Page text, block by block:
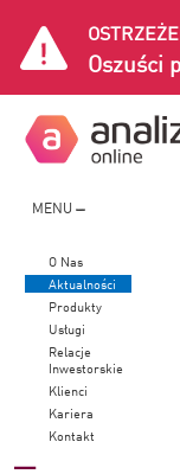
Oszuści
MENU
O Nas
Aktualności
Produkty
Usługi
Relacje
Inwestorskie
Klienci
Kariera
Kontakt